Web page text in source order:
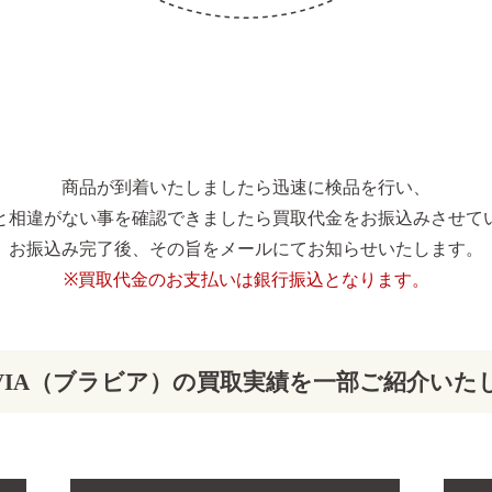
商品が到着いたしましたら迅速に検品を行い、
相違がない事を確認できましたら買取代金をお振込みさせて
お振込み完了後、その旨をメールにてお知らせいたします。
※買取代金のお支払いは銀行振込となります。
（ブラビア）の買取実績を一部ご紹介いた